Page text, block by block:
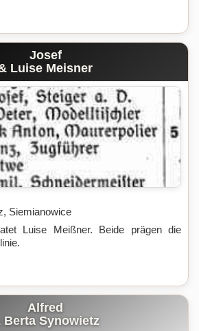
Josef
Luise Meisner
Siemianowice
Luise Meißner. Beide prägen die
Alfred
Berta Synowietz